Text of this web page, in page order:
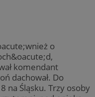
o
komendant
dachował. Do
na Śląsku. Trzy osoby